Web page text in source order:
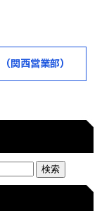
関西営業部）